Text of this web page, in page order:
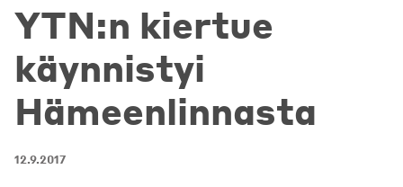
YTN:n kiertue
käynnistyi
Hämeenlinnasta
12.9.2017